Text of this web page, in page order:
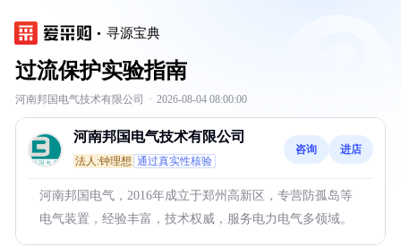
寻源宝典
过流保护实验指南
河南邦国电气技术有限公司 · 2026-08-04 08:00:00
河南邦国电气技术有限公司
法人:钟理想 通过真实性核验
咨询 进店
河南邦国电气，2016年成立于郑州高新区，专营防孤岛等
电气装置，经验丰富，技术权威，服务电力电气多领域。